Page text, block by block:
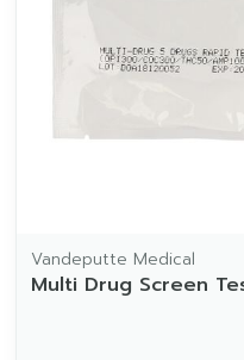
Vandeputte Medical
Multi Drug Screen